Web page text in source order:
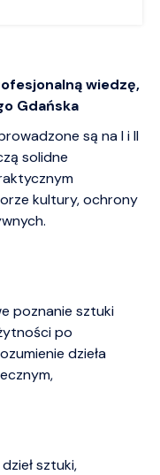
wiedzę,
Gdańska
są na I i II
solidne
kultury, ochrony
poznanie sztuki
po
dzieła
sztuki,